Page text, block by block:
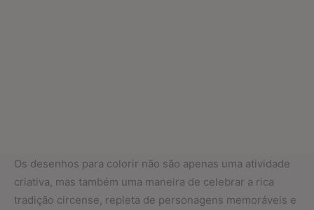
Os desenhos para colorir não são apenas uma atividade
criativa, mas também uma maneira de celebrar a rica
tradição circense, repleta de personagens memoráveis e